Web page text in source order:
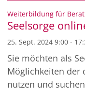
Datum: 25.
Weiterbildung für
Seelsorge
25. Sept. 2024 9:00 -
Sie möchten als
Möglichkeiten der
nutzen und